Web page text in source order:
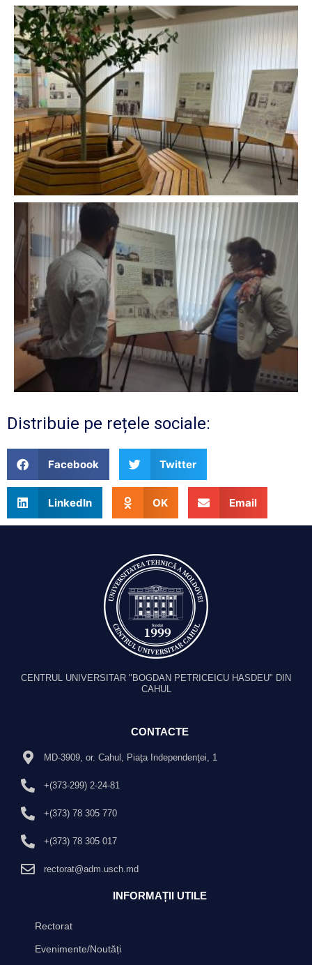
Distribuie pe rețele sociale:
Facebook Twitter
LinkedIn OK Email
CENTRUL UNIVERSITAR "BOGDAN PETRICEICU HASDEU" DIN
CAHUL
CONTACTE
MD-3909, or. Cahul, Piaţa Independenţei, 1
+(373-299) 2-24-81
+(373) 78 305 770
+(373) 78 305 017
rectorat@adm.usch.md
INFORMAȚII UTILE
Rectorat
Evenimente/Noutăți